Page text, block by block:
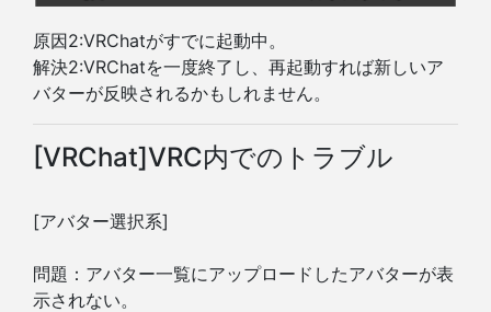
原因2:VRChatがすでに起動中。
解決2:VRChatを一度終了し、再起動すれば新しいア
バターが反映されるかもしれません。
[VRChat]VRC内でのトラブル
[アバター選択系]
問題：アバター一覧にアップロードしたアバターが表
示されない。